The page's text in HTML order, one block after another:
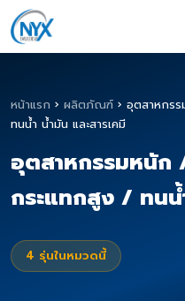
หน้าแรก › ผลิตภัณฑ์ › อุตสาหกร
ทนน้ำ น้ำมัน และสารเคมี
อุตสาหกรรมหนัก
กระแทกสูง / ทนน้
4 รุ่นในหมวดนี้